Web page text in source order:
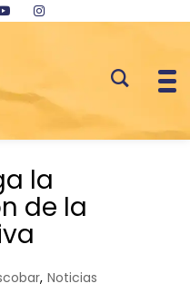
la
de la
, Noticias